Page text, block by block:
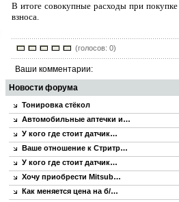
В итоге совокупные расходы при
взноса.
(голосов: 0)
Ваши комментарии:
Новости форума
Тонировка стёкол
Автомобильные аптечки и…
У кого где стоит датчик…
Ваше отношение к Стритр…
У кого где стоит датчик…
Хочу приобрести Mitsub…
Как меняется цена на б/…